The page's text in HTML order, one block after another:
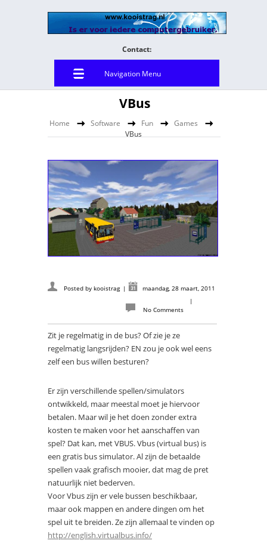
Contact:
Navigation Menu
Home Software Fun
Games
VBus
VBus
Posted by kooistrag |
maandag, 28 maart, 2011
|
No Comments
Zit je regelmatig in de bus? Of zie je ze
regelmatig langsrijden? EN zou je ook wel eens
zelf een bus willen besturen?
Er zijn verschillende spellen/simulators
ontwikkeld, maar meestal moet je hiervoor
betalen. Maar wil je het doen zonder extra
kosten te maken voor het aanschaffen van
spel? Dat kan, met VBUS. Vbus (virtual bus) is
een gratis bus simulator. Al zijn de betaalde
spellen vaak grafisch mooier, dat mag de pret
natuurlijk niet bederven.
Voor Vbus zijn er vele bussen beschikbaar,
maar ook mappen en andere dingen om het
spel uit te breiden. Ze zijn allemaal te vinden op
http://english.virtualbus.info/